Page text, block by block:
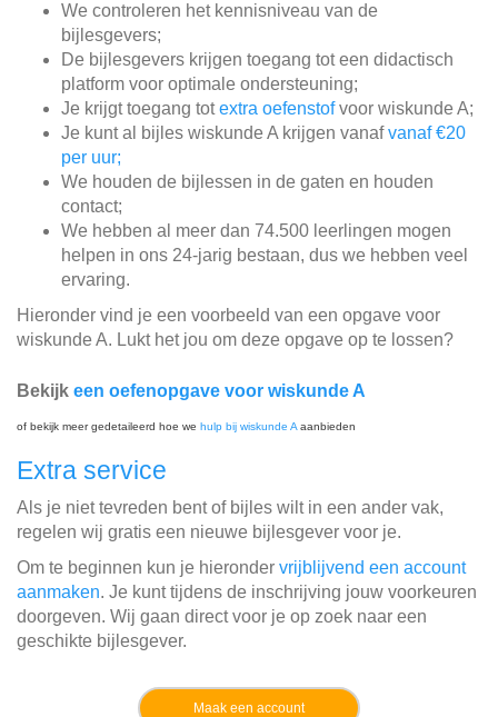
We controleren het kennisniveau van de
bijlesgevers;
De bijlesgevers krijgen toegang tot een didactisch
platform voor optimale ondersteuning;
Je krijgt toegang totextra oefenstofvoor wiskunde A;
Je kunt al bijles wiskunde A krijgen vanafvanaf €20
per uur;
We houden de bijlessen in de gaten en houden
contact;
We hebben al meer dan 74.500 leerlingen mogen
helpen in ons 24-jarig bestaan, dus we hebben veel
ervaring.
Hieronder vind je een voorbeeld van een opgave voor
wiskunde A. Lukt het jou om deze opgave op te lossen?
Bekijk een oefenopgave voor wiskunde A
of bekijk meer gedetaileerd hoe we hulp bij wiskunde A aanbieden
Extra service
Als je niet tevreden bent of bijles wilt in een ander vak,
regelen wij gratis een nieuwe bijlesgever voor je.
Om te beginnen kun je hieronder vrijblijvend een account
aanmaken. Je kunt tijdens de inschrijving jouw voorkeuren
doorgeven. Wij gaan direct voor je op zoek naar een
geschikte bijlesgever.
Maak een account